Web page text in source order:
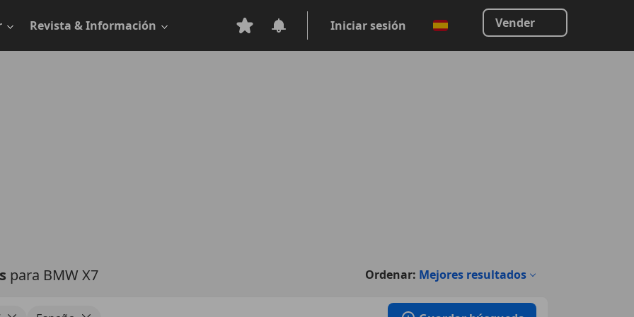
Revista & Información Iniciar sesión Vender
para BMW X7 Ordenar: Mejores resultados